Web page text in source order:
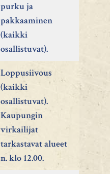
purku ja
pakkaaminen
(kaikki
osallistuvat).
Loppusiivous
(kaikki
osallistuvat).
Kaupungin
virkailijat
tarkastavat alueet
n. klo 12.00.